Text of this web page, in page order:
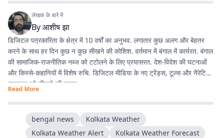
लेखक के बारे में
Byआशीष झा
डिजिटल पत्रकारिता के क्षेत्र में 10 वर्षों का अनुभव. लगातार कुछ अलग और बेहतर
करने के साथ हर दिन कुछ न कुछ सीखने की कोशिश. वर्तमान में बंगाल में कार्यरत. बंगाल
की सामाजिक-राजनीतिक नब्ज को टटोलने के लिए प्रयासरत. देश-विदेश की घटनाओं
और किस्से-कहानियों में विशेष रुचि. डिजिटल मीडिया के नए ट्रेंड्स, टूल्स और नैरेटिव
स्टाइल्स को सीखने की चाहत.
Read More
bengal news
Kolkata Weather
Kolkata Weather Alert
Kolkata Weather Forecast